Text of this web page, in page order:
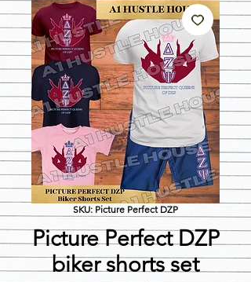
SKU: Picture Perfect DZP
Picture Perfect DZP
biker shorts set